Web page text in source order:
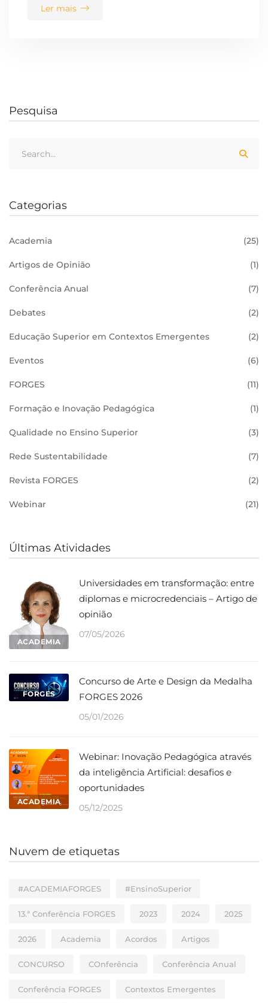
Ler mais
Pesquisa
Categorias
Academia (25)
Artigos de Opinião (1)
Conferência Anual (7)
Debates (2)
Educação Superior em Contextos Emergentes (2)
Eventos (6)
FORGES (11)
Formação e Inovação Pedagógica (1)
Qualidade no Ensino Superior (3)
Rede Sustentabilidade (7)
Revista FORGES (2)
Webinar (21)
Últimas Atividades
ACADEMIA
Universidades em transformação: entre
diplomas e microcredenciais – Artigo de
opinião
07/05/2026
FORGES
Concurso de Arte e Design da Medalha
FORGES 2026
05/01/2026
ACADEMIA
Webinar: Inovação Pedagógica através
da inteligência Artificial: desafios e
oportunidades
05/12/2025
Nuvem de etiquetas
#ACADEMIAFORGES #EnsinoSuperior
13.ª Conferência FORGES 2023 2024 2025
2026 Academia Acordos Artigos
CONCURSO COnferência Conferência Anual
Conferência FORGES Contextos Emergentes